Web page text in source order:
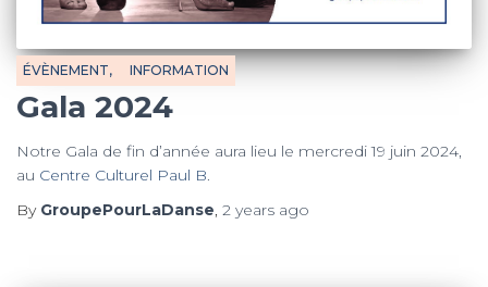
ÉVÈNEMENT INFORMATION
Gala 2024
Notre Gala de fin d’année aura lieu le mercredi 19 juin 2024,
au Centre Culturel Paul B.
By GroupePourLaDanse, 2 years ago